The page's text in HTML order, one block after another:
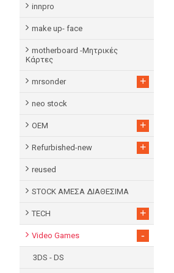
innpro
make up- face
motherboard -Μητρικές
Κάρτες
mrsonder +
neo stock
OEM +
Refurbished-new +
reused
STOCK ΑΜΕΣΑ ΔΙΑΘΕΣΙΜΑ
TECH +
Video Games -
3DS - DS